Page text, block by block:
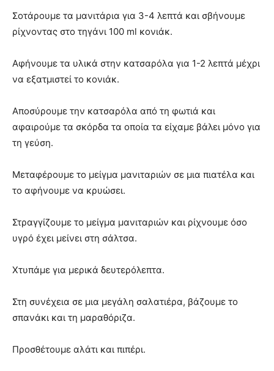
Σοτάρουμε τα μανιτάρια για 3-4 λεπτά και σβήνουμε
ρίχνοντας στο τηγάνι 100 ml κονιάκ.
Αφήνουμε τα υλικά στην κατσαρόλα για 1-2 λεπτά μέχρι
να εξατμιστεί το κονιάκ.
Αποσύρουμε την κατσαρόλα από τη φωτιά και
αφαιρούμε τα σκόρδα τα οποία τα είχαμε βάλει μόνο για
τη γεύση.
Μεταφέρουμε το μείγμα μανιταριών σε μια πιατέλα και
το αφήνουμε να κρυώσει.
Στραγγίζουμε το μείγμα μανιταριών και ρίχνουμε όσο
υγρό έχει μείνει στη σάλτσα.
Χτυπάμε για μερικά δευτερόλεπτα.
Στη συνέχεια σε μια μεγάλη σαλατιέρα, βάζουμε το
σπανάκι και τη μαραθόριζα.
Προσθέτουμε αλάτι και πιπέρι.